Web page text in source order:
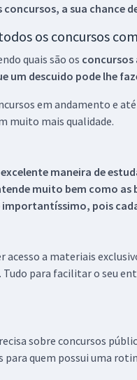
concursos, a sua chance
os concursos
quais são os concursos
descuido pode lhe
em andamento e
muito mais qualidade.
maneira de
muito bem como
pois
acesso a materiais
para facilitar o seu
sobre concursos
quem possui uma